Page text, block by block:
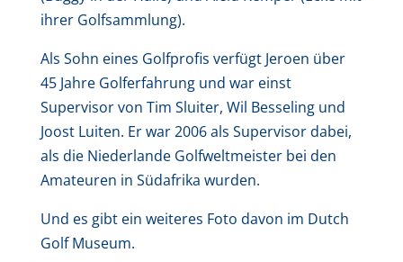
ihrer Golfsammlung).
Als Sohn eines Golfprofis verfügt Jeroen über
45 Jahre Golferfahrung und war einst
Supervisor von Tim Sluiter, Wil Besseling und
Joost Luiten. Er war 2006 als Supervisor dabei,
als die Niederlande Golfweltmeister bei den
Amateuren in Südafrika wurden.
Und es gibt ein weiteres Foto davon im Dutch
Golf Museum.